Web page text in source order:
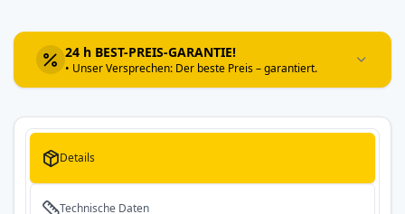
24 h BEST-PREIS-GARANTIE!
• Unser Versprechen: Der beste Preis – garantiert.
Details
Technische Daten